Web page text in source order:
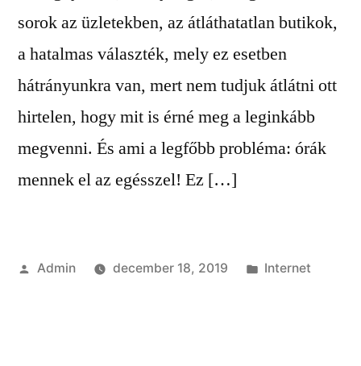
sorok az üzletekben, az átláthatatlan butikok,
a hatalmas választék, mely ez esetben
hátrányunkra van, mert nem tudjuk átlátni ott
hirtelen, hogy mit is érné meg a leginkább
megvenni. És ami a legfőbb probléma: órák
mennek el az egésszel! Ez […]
Szerző:
Admin december 18, 2019 Kategória:
Internet